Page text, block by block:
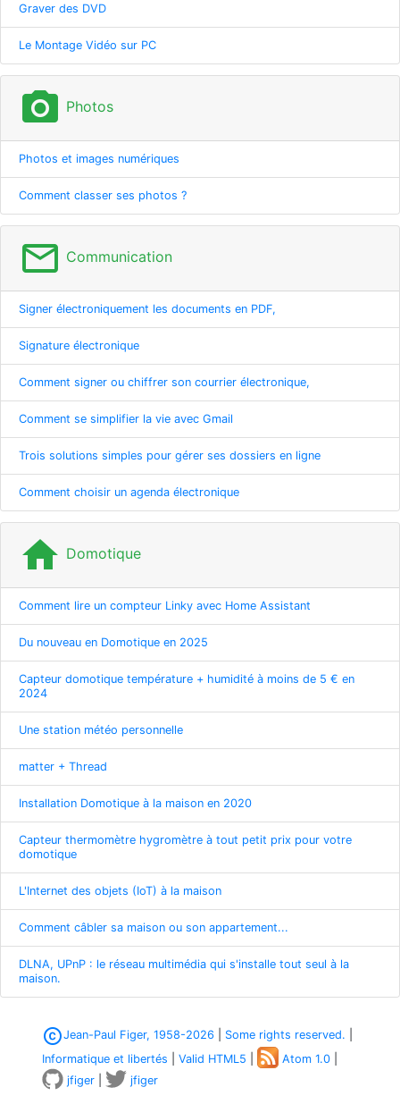
Graver des DVD
Le Montage Vidéo sur PC
photo_camera Photos
Photos et images numériques
Comment classer ses photos ?
mail_outline Communication
Signer électroniquement les documents en PDF,
Signature électronique
Comment signer ou chiffrer son courrier électronique,
Comment se simplifier la vie avec Gmail
Trois solutions simples pour gérer ses dossiers en ligne
Comment choisir un agenda électronique
home Domotique
Comment lire un compteur Linky avec Home Assistant
Du nouveau en Domotique en 2025
Capteur domotique température + humidité à moins de 5 € en
2024
Une station météo personnelle
matter + Thread
Installation Domotique à la maison en 2020
Capteur thermomètre hygromètre à tout petit prix pour votre
domotique
L'Internet des objets (IoT) à la maison
Comment câbler sa maison ou son appartement...
DLNA, UPnP : le réseau multimédia qui s'installe tout seul à la
maison.
copyrightJean-Paul Figer, 1958-2026 Some rights reserved.
Informatique et libertés
Valid HTML5 Atom 1.0
jfiger
jfiger